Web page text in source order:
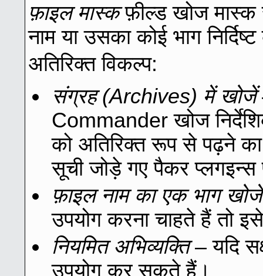
फ़ाइल मास्कफ़ील्ड खोज मास्क
नाम या उसका कोई भाग
अतिरिक्त विकल्प:
संग्रह (Archives) में खोजें
Commander खोज
को अतिरिक्त रूप से पढ़ने का
सूची जोड़े गए पैकर प्लगइन्स
फ़ाइल नाम का एक भाग खोजें
उपयोग करना चाहते हैं तो
नियमित अभिव्यक्ति– यदि
उपयोग कर सकते हैं।